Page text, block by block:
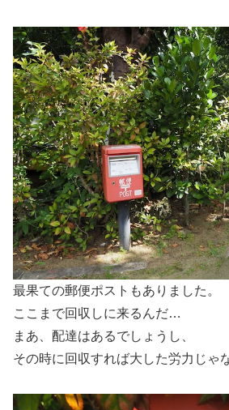
最果ての郵便ポストもありました。
ここまで回収しに来るんだ…
まあ、配達はあるでしょうし、
その時に回収すれば大した労力じゃ